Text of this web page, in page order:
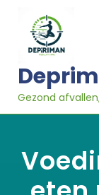
inhoud
Gezond